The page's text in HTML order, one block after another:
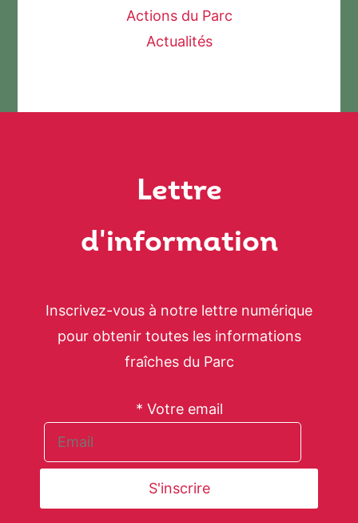
Actions du Parc
Actualités
Lettre
d'information
Inscrivez-vous à notre lettre numérique
pour obtenir toutes les informations
fraîches du Parc
* Votre email